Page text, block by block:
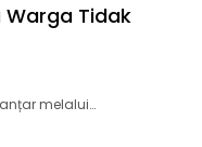
Warga Tidak
melalui…